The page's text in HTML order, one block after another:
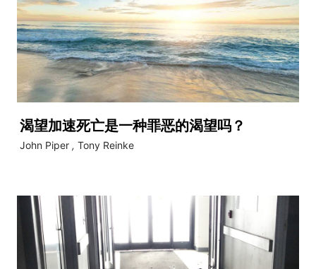
渴望加速死亡是一种罪恶的渴望吗？
John Piper , Tony Reinke